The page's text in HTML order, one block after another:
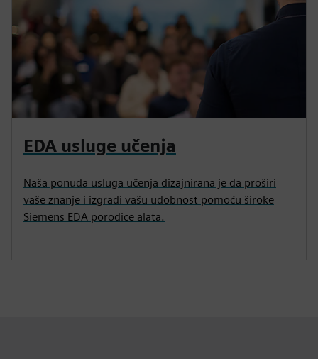
EDA usluge učenja
Naša ponuda usluga učenja dizajnirana je da proširi
vaše znanje i izgradi vašu udobnost pomoću široke
Siemens EDA porodice alata.